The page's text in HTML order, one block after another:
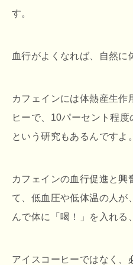
す。
血行がよくなれば、自然に
カフェインには体熱産生作
ヒーで、10パーセント程
という研究もあるんですよ。
カフェインの血行促進と興
て、低血圧や低体温の人が
んで体に「喝！」を入れる
アイスコーヒーではなく、